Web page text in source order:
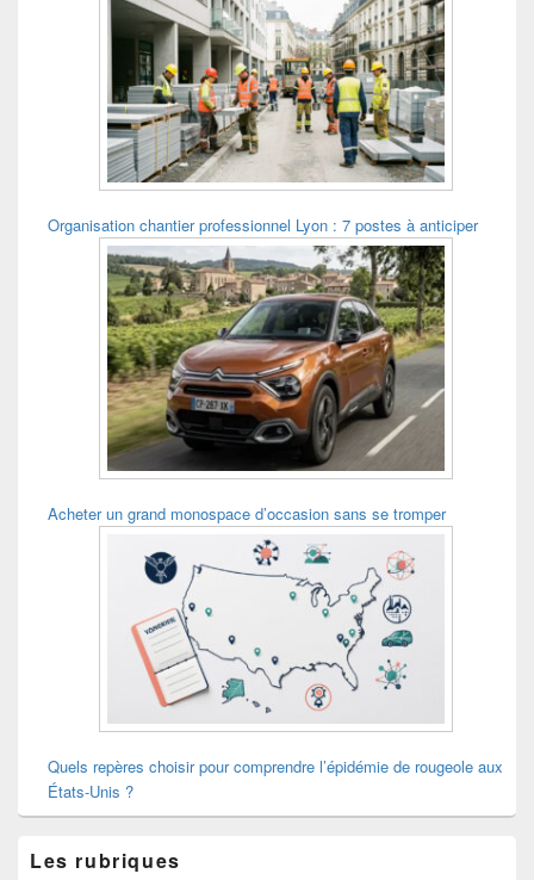
Organisation chantier professionnel Lyon : 7 postes à anticiper
Acheter un grand monospace d’occasion sans se tromper
Quels repères choisir pour comprendre l’épidémie de rougeole aux
États-Unis ?
Les rubriques